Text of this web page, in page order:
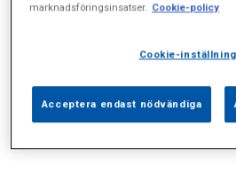
Sidor (0) Press (0)
marknadsföringsinsatser. Cookie-policy
Cookie-
Acceptera endast nödvändiga